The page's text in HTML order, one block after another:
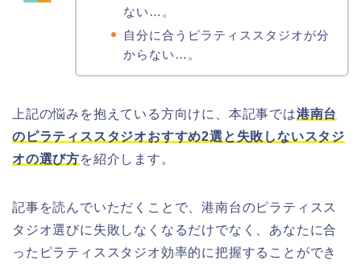
ない…。
自分に合うピラティススタジオが分
からない…。
上記の悩みを抱えている方向けに、本記事では港南台
のピラティススタジオおすすめ2選と失敗しないスタジ
オの選び方を紹介します。
記事を読んでいただくことで、港南台のピラティスス
タジオ選びに失敗しなくなるだけでなく、あなたに合
ったピラティススタジオ効率的に把握することができ